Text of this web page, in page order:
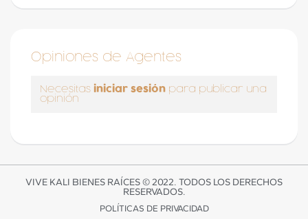
Opiniones de Agentes
Necesitas iniciar sesión para publicar una
opinión
VIVE KALI BIENES RAÍCES © 2022. TODOS LOS DERECHOS
RESERVADOS.
POLÍTICAS DE PRIVACIDAD